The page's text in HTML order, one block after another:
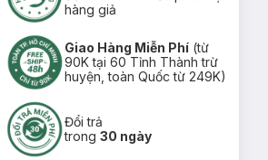
hàng giả
Giao Hàng Miễn Phí (từ
90K tại 60 Tỉnh Thành trừ
huyện, toàn Quốc từ 249K)
Đổi trả
trong30 ngày